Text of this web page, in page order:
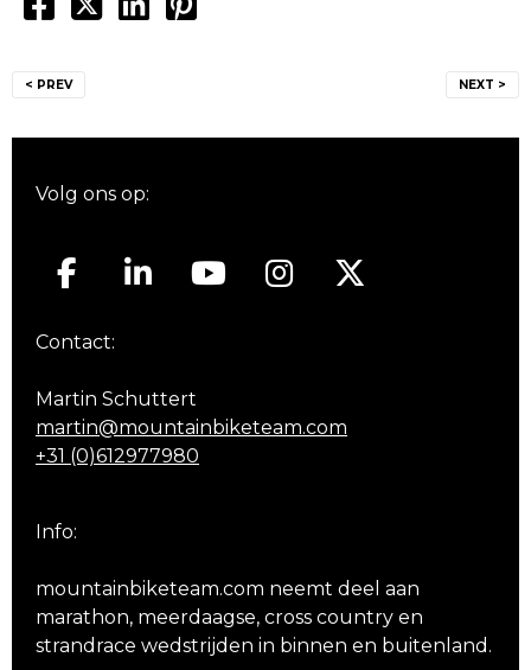
navigatie
< PREV NEXT >
Volg ons op:
Contact:
Martin Schuttert
martin@mountainbiketeam.com
+31 (0)612977980
Info:
mountainbiketeam.com neemt deel aan
marathon, meerdaagse, cross country en
strandrace wedstrijden in binnen en buitenland.